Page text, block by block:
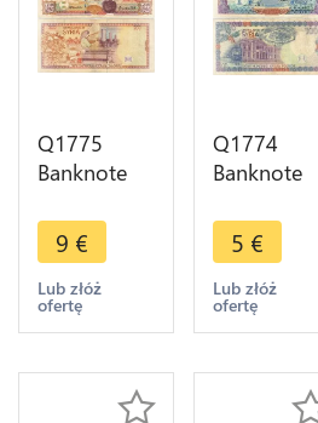
Q1775
Banknote
Pounds
1997 ->
Make offer
9 €
Lub złóż
ofertę
Q1774
Banknote
Pounds
Marcus
Julius
Philippus
Make offer
5 €
Lub złóż
ofertę